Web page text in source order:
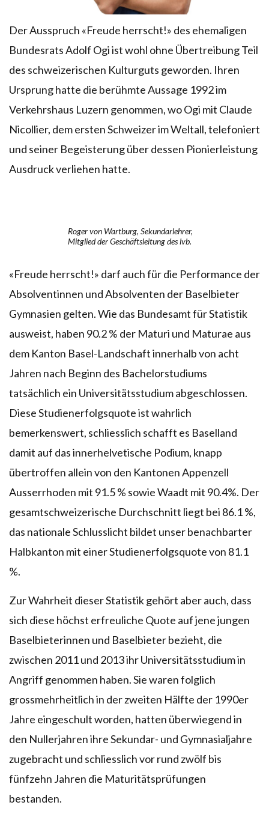
Der Ausspruch «Freude herrscht!» des ehemaligen
Bundesrats Adolf Ogi ist wohl ohne Übertreibung Teil
des schweizerischen Kulturguts geworden. Ihren
Ursprung hatte die berühmte Aussage 1992 im
Verkehrshaus Luzern genommen, wo Ogi mit Claude
Nicollier, dem ersten Schweizer im Weltall, telefoniert
und seiner Begeisterung über dessen Pionierleistung
Ausdruck verliehen hatte.
Roger von Wartburg, Sekundarlehrer,
Mitglied der Geschäftsleitung des lvb.
«Freude herrscht!» darf auch für die Performance der
Absolventinnen und Absolventen der Baselbieter
Gymnasien gelten. Wie das Bundesamt für Statistik
ausweist, haben 90.2 % der Maturi und Maturae aus
dem Kanton Basel-Landschaft innerhalb von acht
Jahren nach Beginn des Bachelorstudiums
tatsächlich ein Universitätsstudium abgeschlossen.
Diese Studienerfolgsquote ist wahrlich
bemerkenswert, schliesslich schafft es Baselland
damit auf das innerhelvetische Podium, knapp
übertroffen allein von den Kantonen Appenzell
Ausserrhoden mit 91.5 % sowie Waadt mit 90.4%. Der
gesamtschweizerische Durchschnitt liegt bei 86.1 %,
das nationale Schlusslicht bildet unser benachbarter
Halbkanton mit einer Studienerfolgsquote von 81.1
%.
Zur Wahrheit dieser Statistik gehört aber auch, dass
sich diese höchst erfreuliche Quote auf jene jungen
Baselbieterinnen und Baselbieter bezieht, die
zwischen 2011 und 2013 ihr Universitätsstudium in
Angriff genommen haben. Sie waren folglich
grossmehrheitlich in der zweiten Hälfte der 1990er
Jahre eingeschult worden, hatten überwiegend in
den Nullerjahren ihre Sekundar- und Gymnasialjahre
zugebracht und schliesslich vor rund zwölf bis
fünfzehn Jahren die Maturitätsprüfungen
bestanden.